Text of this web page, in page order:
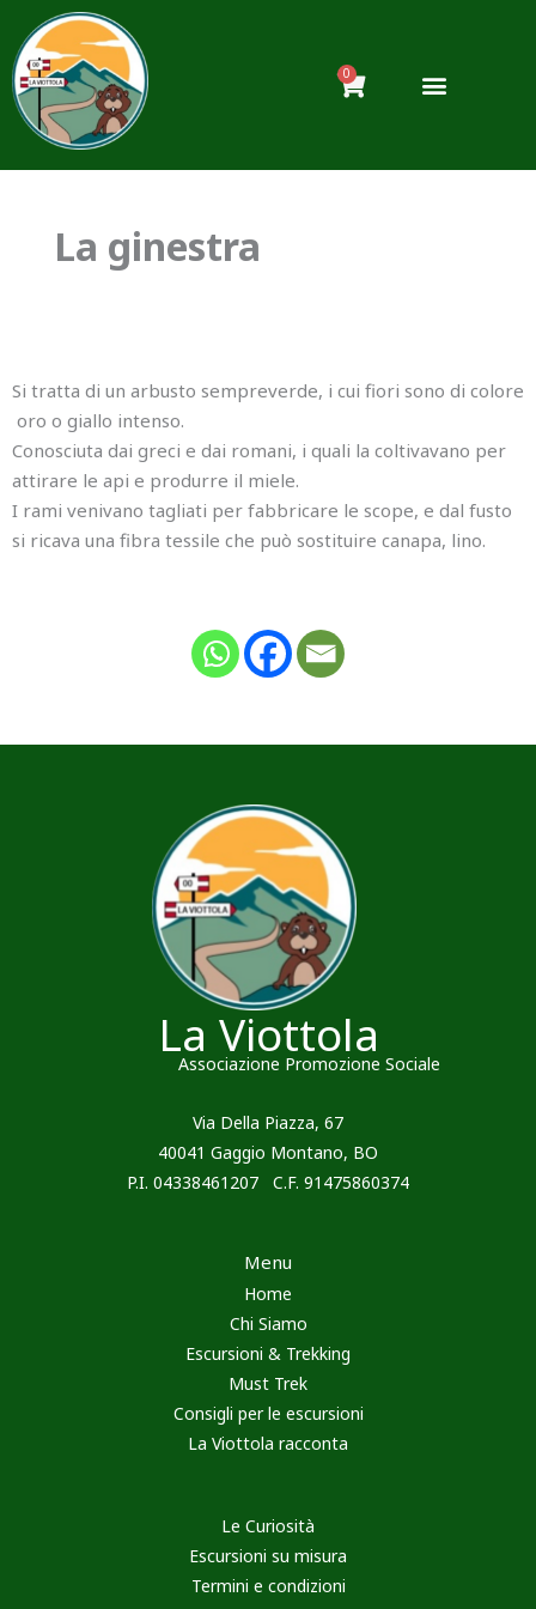
contenuto
0
Carrello
La ginestra
Si tratta di un arbusto sempreverde, i cui fiori sono di colore
oro o giallo intenso.
Conosciuta dai greci e dai romani, i quali la coltivavano per
attirare le api e produrre il miele.
I rami venivano tagliati per fabbricare le scope, e dal fusto
si ricava una fibra tessile che può sostituire canapa, lino.
La Viottola
Associazione Promozione Sociale
Via Della Piazza, 67
40041 Gaggio Montano, BO
P.I. 04338461207 C.F. 91475860374
Menu
Home
Chi Siamo
Escursioni & Trekking
Must Trek
Consigli per le escursioni
La Viottola racconta
Le Curiosità
Escursioni su misura
Termini e condizioni